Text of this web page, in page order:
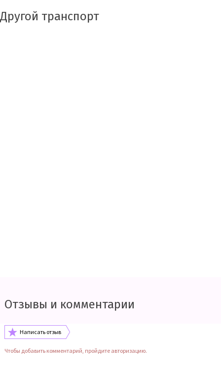
Другой транспорт
Отзывы и комментарии
Написать отзыв
Чтобы добавить комментарий, пройдите авторизацию.